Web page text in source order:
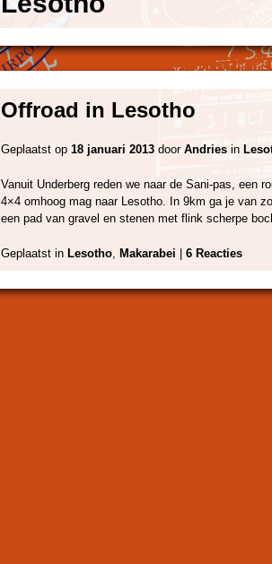
Offroad in Lesotho
Geplaatst op 18 januari 2013 door Andries in
Vanuit Underberg reden we naar de Sani-pas, een
4×4 omhoog mag naar Lesotho. In 9km ga je van
een pad van gravel en stenen met flink scherpe
Geplaatst in Lesotho, Makarabei 6 Reacties